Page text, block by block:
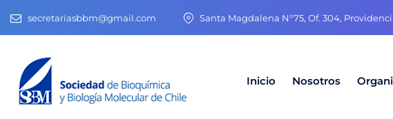
secretariasbbm@gmail.com Santa Magdalena N°75, Of. 304,
Inicio Nosotros